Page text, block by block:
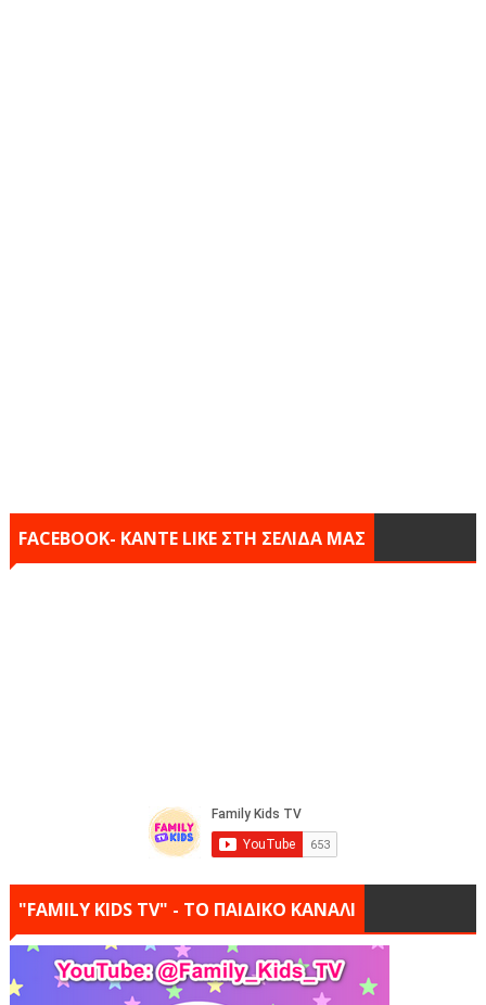
FACEBOOK- KANTE LIKE ΣΤΗ ΣΕΛΙΔΑ ΜΑΣ
"FAMILY KIDS TV" - ΤΟ ΠΑΙΔΙΚΟ ΚΑΝΑΛΙ